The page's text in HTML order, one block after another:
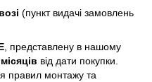
(пункт видачі замовлень
, представлену в нашому
від дати покупки.
правил монтажу та